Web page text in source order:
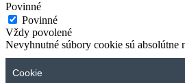
Povinné
Povinné
Vždy povolené
Nevyhnutné súbory cookie sú absolútne
Cookie